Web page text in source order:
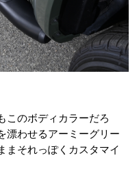
このボディカラーだろ
漂わせるアーミーグリー
まそれっぽくカスタマイ